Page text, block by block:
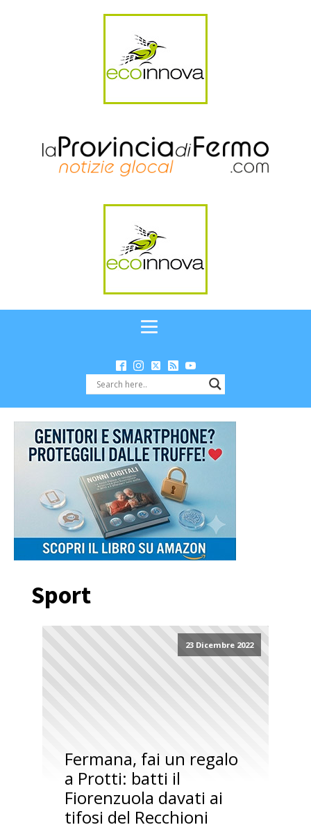
Sport
23 Dicembre 2022
Fermana, fai un regalo
a Protti: batti il
Fiorenzuola davati ai
tifosi del Recchioni